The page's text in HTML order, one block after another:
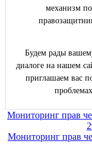
механизм
Будем рады
диалоге на нашем
приглашаем вас
проблемах
Навигация
по
Мониторинг прав
Мониторинг прав